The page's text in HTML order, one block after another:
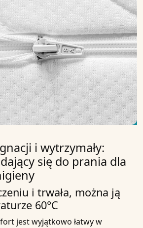
i wytrzymały:
się do prania dla
i trwała, można ją
60°C
jest wyjątkowo łatwy w